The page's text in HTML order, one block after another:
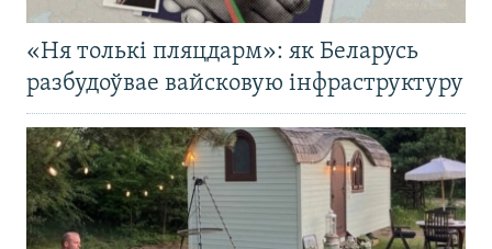
«Ня толькі пляцдарм»: як Беларусь
разбудоўвае вайсковую інфраструктуру